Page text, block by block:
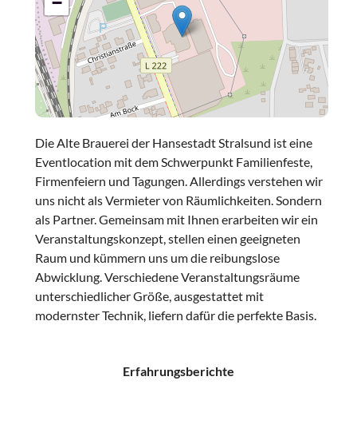
Die Alte Brauerei der Hansestadt Stralsund ist eine
Eventlocation mit dem Schwerpunkt Familienfeste,
Firmenfeiern und Tagungen. Allerdings verstehen wir
uns nicht als Vermieter von Räumlichkeiten. Sondern
als Partner. Gemeinsam mit Ihnen erarbeiten wir ein
Veranstaltungskonzept, stellen einen geeigneten
Raum und kümmern uns um die reibungslose
Abwicklung. Verschiedene Veranstaltungsräume
unterschiedlicher Größe, ausgestattet mit
modernster Technik, liefern dafür die perfekte Basis.
Erfahrungsberichte